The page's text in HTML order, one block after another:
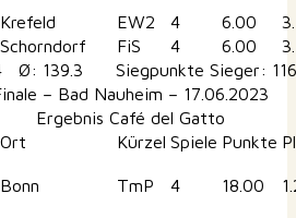
Krefeld EW2 4 6.00
Schorndorf FiS 4 6.00
Ø: 139.3 Siegpunkte Sieger:
– Bad Nauheim – 17.06.2023
Ergebnis Café del Gatto
Ort Kürzel Spiele Punkte
Bonn TmP 4 18.00